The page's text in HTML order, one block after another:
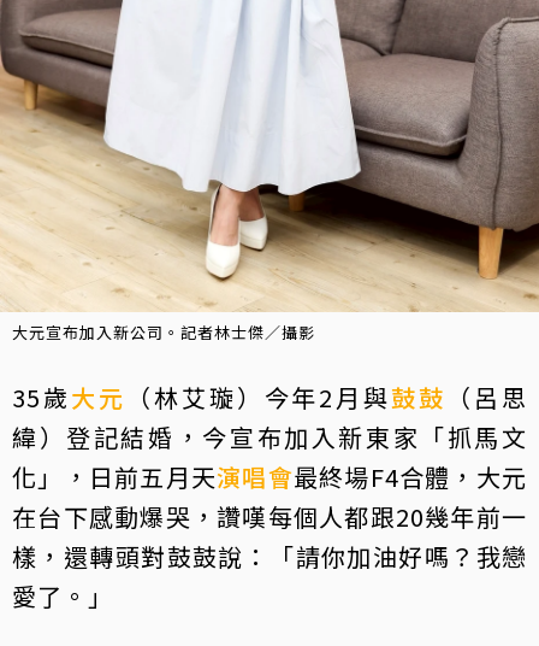
大元宣布加入新公司。記者林士傑／攝影
35歲大元 （林艾璇）今年2月與鼓鼓 （呂思
緯）登記結婚，今宣布加入新東家「抓馬文
化」，日前五月天演唱會最終場F4合體，大元
在台下感動爆哭，讚嘆每個人都跟20幾年前一
樣，還轉頭對鼓鼓說：「請你加油好嗎？我戀
愛了。」